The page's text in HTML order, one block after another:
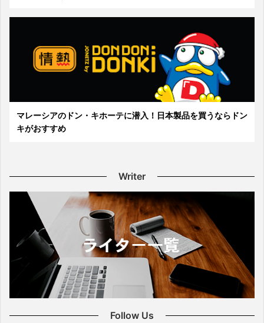
マレーシアのドン・キホーテに潜入！日本製品を買うならドン
キがおすすめ
Writer
Follow Us